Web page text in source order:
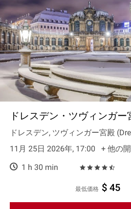
ドレスデン・ツヴィンガ
ドレスデン, ツヴィンガー宮殿
11月 25日 2026年, 17:00
+ 他の
1 h 30 min
最低価格 $ 45